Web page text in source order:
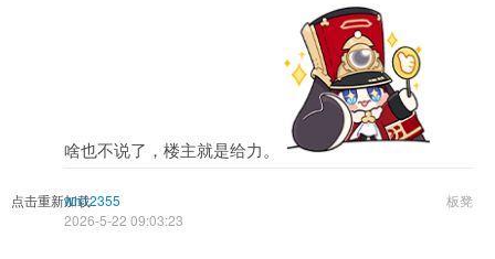
啥也不说了，楼主就是给力。
点击重新加载 板凳
wh12355
2026-5-22 09:03:23